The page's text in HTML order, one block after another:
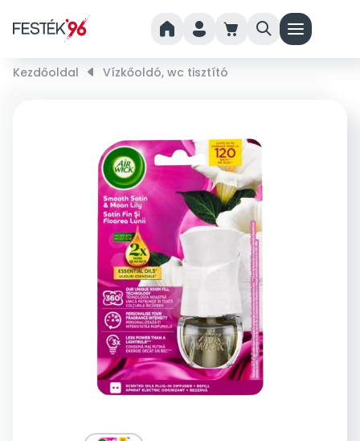
home person cart search menu
Kezdőoldal right_small Vízkőoldó, wc tisztító